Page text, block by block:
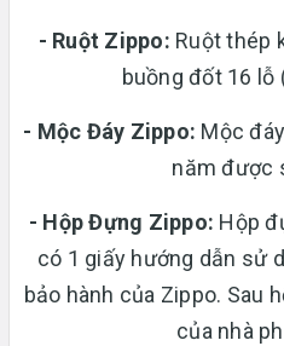
- Ruột Zippo: Ruột thép
buồng đốt 16 lỗ
- Mộc Đáy Zippo: Mộc
năm được
- Hộp Đựng Zippo: Hộp
có 1 giấy hướng dẫn sử
bảo hành của Zippo. Sau
của nhà